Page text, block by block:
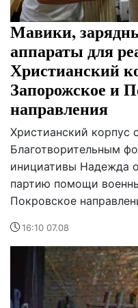
Мавики,
аппараты для
Христианский
Запорожское и
направления
Христианский корпус
Благотворительным
инициативы Надежда
партию помощи
Покровское
16:10 07.08